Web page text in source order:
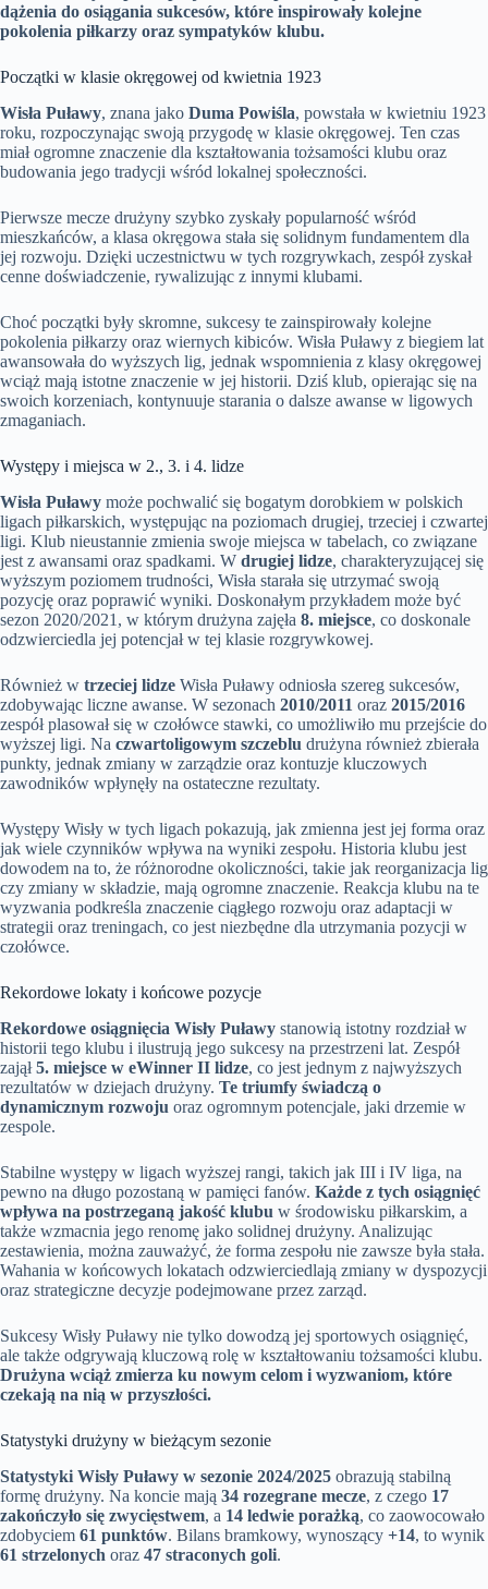
dążenia do osiągania sukcesów, które inspirowały kolejne
pokolenia piłkarzy oraz sympatyków klubu.
Początki w klasie okręgowej od kwietnia 1923
Wisła Puławy, znana jako Duma Powiśla, powstała w kwietniu 1923
roku, rozpoczynając swoją przygodę w klasie okręgowej. Ten czas
miał ogromne znaczenie dla kształtowania tożsamości klubu oraz
budowania jego tradycji wśród lokalnej społeczności.
Pierwsze mecze drużyny szybko zyskały popularność wśród
mieszkańców, a klasa okręgowa stała się solidnym fundamentem dla
jej rozwoju. Dzięki uczestnictwu w tych rozgrywkach, zespół zyskał
cenne doświadczenie, rywalizując z innymi klubami.
Choć początki były skromne, sukcesy te zainspirowały kolejne
pokolenia piłkarzy oraz wiernych kibiców. Wisła Puławy z biegiem lat
awansowała do wyższych lig, jednak wspomnienia z klasy okręgowej
wciąż mają istotne znaczenie w jej historii. Dziś klub, opierając się na
swoich korzeniach, kontynuuje starania o dalsze awanse w ligowych
zmaganiach.
Występy i miejsca w 2., 3. i 4. lidze
Wisła Puławy może pochwalić się bogatym dorobkiem w polskich
ligach piłkarskich, występując na poziomach drugiej, trzeciej i czwartej
ligi. Klub nieustannie zmienia swoje miejsca w tabelach, co związane
jest z awansami oraz spadkami. W drugiej lidze, charakteryzującej się
wyższym poziomem trudności, Wisła starała się utrzymać swoją
pozycję oraz poprawić wyniki. Doskonałym przykładem może być
sezon 2020/2021, w którym drużyna zajęła 8. miejsce, co doskonale
odzwierciedla jej potencjał w tej klasie rozgrywkowej.
Również w trzeciej lidze Wisła Puławy odniosła szereg sukcesów,
zdobywając liczne awanse. W sezonach 2010/2011 oraz 2015/2016
zespół plasował się w czołówce stawki, co umożliwiło mu przejście do
wyższej ligi. Na czwartoligowym szczeblu drużyna również zbierała
punkty, jednak zmiany w zarządzie oraz kontuzje kluczowych
zawodników wpłynęły na ostateczne rezultaty.
Występy Wisły w tych ligach pokazują, jak zmienna jest jej forma oraz
jak wiele czynników wpływa na wyniki zespołu. Historia klubu jest
dowodem na to, że różnorodne okoliczności, takie jak reorganizacja lig
czy zmiany w składzie, mają ogromne znaczenie. Reakcja klubu na te
wyzwania podkreśla znaczenie ciągłego rozwoju oraz adaptacji w
strategii oraz treningach, co jest niezbędne dla utrzymania pozycji w
czołówce.
Rekordowe lokaty i końcowe pozycje
Rekordowe osiągnięcia Wisły Puławy stanowią istotny rozdział w
historii tego klubu i ilustrują jego sukcesy na przestrzeni lat. Zespół
zajął5. miejsce w eWinner II lidze, co jest jednym z najwyższych
rezultatów w dziejach drużyny. Te triumfy świadczą o
dynamicznym rozwoju oraz ogromnym potencjale, jaki drzemie w
zespole.
Stabilne występy w ligach wyższej rangi, takich jak III i IV liga, na
pewno na długo pozostaną w pamięci fanów. Każde z tych osiągnięć
wpływa na postrzeganą jakość klubu w środowisku piłkarskim, a
także wzmacnia jego renomę jako solidnej drużyny. Analizując
zestawienia, można zauważyć, że forma zespołu nie zawsze była stała.
Wahania w końcowych lokatach odzwierciedlają zmiany w dyspozycji
oraz strategiczne decyzje podejmowane przez zarząd.
Sukcesy Wisły Puławy nie tylko dowodzą jej sportowych osiągnięć,
ale także odgrywają kluczową rolę w kształtowaniu tożsamości klubu.
Drużyna wciąż zmierza ku nowym celom i wyzwaniom, które
czekają na nią w przyszłości.
Statystyki drużyny w bieżącym sezonie
Statystyki Wisły Puławy w sezonie 2024/2025 obrazują stabilną
formę drużyny. Na koncie mają 34 rozegrane mecze, z czego 17
zakończyło się zwycięstwem, a 14 ledwie porażką, co zaowocowało
zdobyciem 61 punktów. Bilans bramkowy, wynoszący +14, to wynik
61 strzelonych oraz 47 straconych goli.